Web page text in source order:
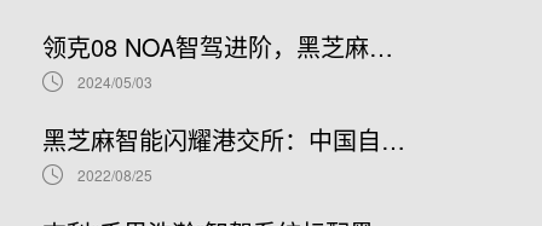
领克08 NOA智驾进阶，黑芝麻智能携手吉利推进NOA普及
2024/05/03
黑芝麻智能闪耀港交所：中国自动驾驶芯片龙头上市新篇章，股票代码02533.HK引领未来
2022/08/25